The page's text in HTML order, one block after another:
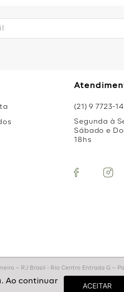
(21) 9 7723-
Segunda à
Sábado e
18hs
– RJ Brasil - Rio Centro Entrada G –